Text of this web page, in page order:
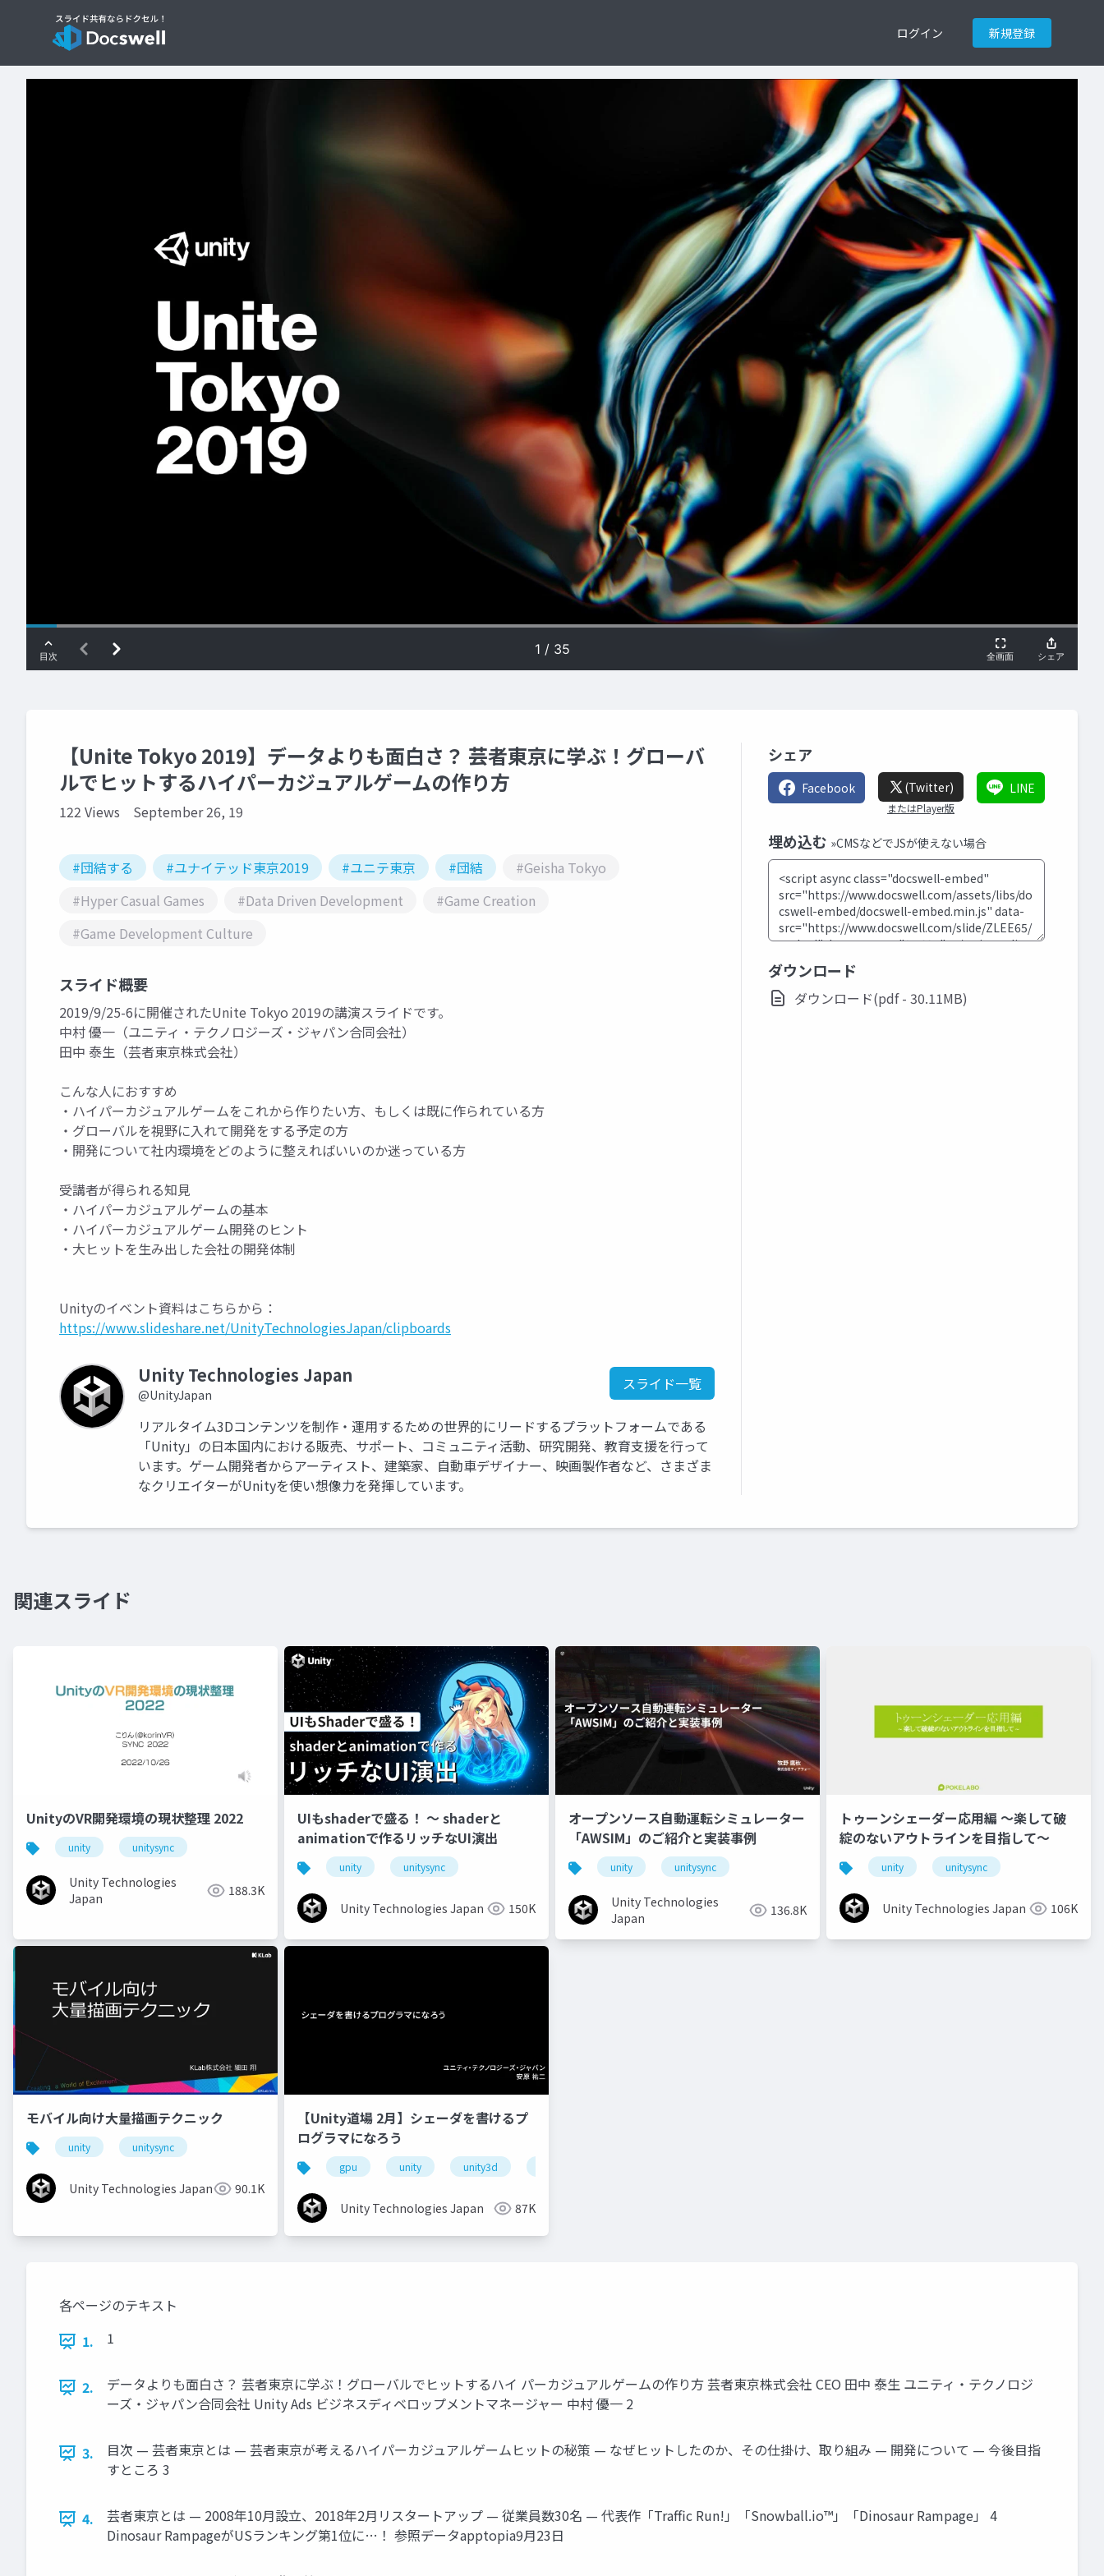
ログイン 新規登録
【Unite Tokyo 2019】データよりも面白さ？ 芸者東京に学ぶ！グローバ
ルでヒットするハイパーカジュアルゲームの作り方
122 Views September 26, 19
#団結する #ユナイテッド東京2019 #ユニテ東京 #団結
#Geisha Tokyo
#Hyper Casual Games
#Data Driven Development
#Game Creation
#Game Development Culture
スライド概要
2019/9/25-6に開催されたUnite Tokyo 2019の講演スライドです。
中村 優一（ユニティ・テクノロジーズ・ジャパン合同会社）
田中 泰生（芸者東京株式会社）
こんな人におすすめ
・ハイパーカジュアルゲームをこれから作りたい方、もしくは既に作られている方
・グローバルを視野に入れて開発をする予定の方
・開発について社内環境をどのように整えればいいのか迷っている方
受講者が得られる知見
・ハイパーカジュアルゲームの基本
・ハイパーカジュアルゲーム開発のヒント
・大ヒットを生み出した会社の開発体制
Unityのイベント資料はこちらから：
https://www.slideshare.net/UnityTechnologiesJapan/clipboards
Unity Technologies Japan
@UnityJapan
スライド一覧
リアルタイム3Dコンテンツを制作・運用するための世界的にリードするプラットフォームである
「Unity」の日本国内における販売、サポート、コミュニティ活動、研究開発、教育支援を行って
います。ゲーム開発者からアーティスト、建築家、自動車デザイナー、映画製作者など、さまざま
なクリエイターがUnityを使い想像力を発揮しています。
シェア
Facebook (Twitter)
またはPlayer版
LINE
埋め込む »CMSなどでJSが使えない場合
ダウンロード
ダウンロード(pdf - 30.11MB)
関連スライド
UnityのVR開発環境の現状整理 2022
unity unitysync
Unity Technologies
Japan
188.3K
UIもshaderで盛る！ 〜 shaderと
animationで作るリッチなUI演出
unity unitysync
Unity Technologies Japan 150K
オープンソース自動運転シミュレーター
「AWSIM」のご紹介と実装事例
unity unitysync
Unity Technologies
Japan
136.8K
トゥーンシェーダー応用編 ～楽して破
綻のないアウトラインを目指して～
unity unitysync
Unity Technologies Japan 106K
モバイル向け大量描画テクニック
unity unitysync
Unity Technologies Japan 90.1K
【Unity道場 2月】シェーダを書けるプ
ログラマになろう
gpu unity unity3d
Unity Technologies Japan 87K
各ページのテキスト
1.
1
2.
データよりも面白さ？ 芸者東京に学ぶ！グローバルでヒットするハイ パーカジュアルゲームの作り方 芸者東京株式会社 CEO 田中 泰生 ユニティ・テクノロジ
ーズ・ジャパン合同会社 Unity Ads ビジネスディベロップメントマネージャー 中村 優一 2
3.
目次 — 芸者東京とは — 芸者東京が考えるハイパーカジュアルゲームヒットの秘策 — なぜヒットしたのか、その仕掛け、取り組み — 開発について — 今後目指
すところ 3
4.
芸者東京とは — 2008年10月設立、2018年2月リスタートアップ — 従業員数30名 — 代表作「Traffic Run!」「Snowball.io™」「Dinosaur Rampage」 4
Dinosaur RampageがUSランキング第1位に…！ 参照データapptopia9月23日